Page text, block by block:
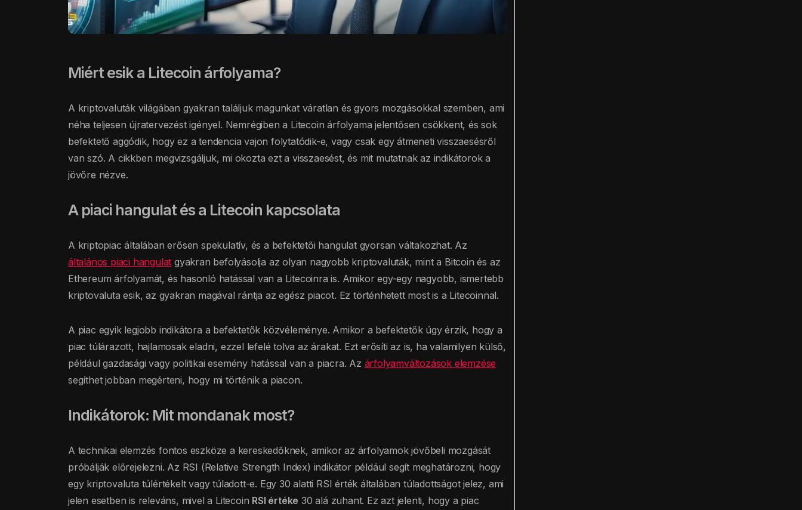
Miért esik a Litecoin árfolyama?
A kriptovaluták világában gyakran találjuk magunkat váratlan és gyors mozgásokkal szemben, ami
néha teljesen újratervezést igényel. Nemrégiben a Litecoin árfolyama jelentősen csökkent, és sok
befektető aggódik, hogy ez a tendencia vajon folytatódik-e, vagy csak egy átmeneti visszaesésről
van szó. A cikkben megvizsgáljuk, mi okozta ezt a visszaesést, és mit mutatnak az indikátorok a
jövőre nézve.
A piaci hangulat és a Litecoin kapcsolata
A kriptopiac általában erősen spekulatív, és a befektetői hangulat gyorsan váltakozhat. Az
általános piaci hangulat gyakran befolyásolja az olyan nagyobb kriptovaluták, mint a Bitcoin és az
Ethereum árfolyamát, és hasonló hatással van a Litecoinra is. Amikor egy-egy nagyobb, ismertebb
kriptovaluta esik, az gyakran magával rántja az egész piacot. Ez történhetett most is a Litecoinnal.
A piac egyik legjobb indikátora a befektetők közvéleménye. Amikor a befektetők úgy érzik, hogy a
piac túlárazott, hajlamosak eladni, ezzel lefelé tolva az árakat. Ezt erősíti az is, ha valamilyen külső,
például gazdasági vagy politikai esemény hatással van a piacra. Az árfolyamváltozások elemzése
segíthet jobban megérteni, hogy mi történik a piacon.
Indikátorok: Mit mondanak most?
A technikai elemzés fontos eszköze a kereskedőknek, amikor az árfolyamok jövőbeli mozgását
próbálják előrejelezni. Az RSI (Relative Strength Index) indikátor például segít meghatározni, hogy
egy kriptovaluta túlértékelt vagy túladott-e. Egy 30 alatti RSI érték általában túladottságot jelez, ami
jelen esetben is releváns, mivel a Litecoin RSI értéke 30 alá zuhant. Ez azt jelenti, hogy a piac